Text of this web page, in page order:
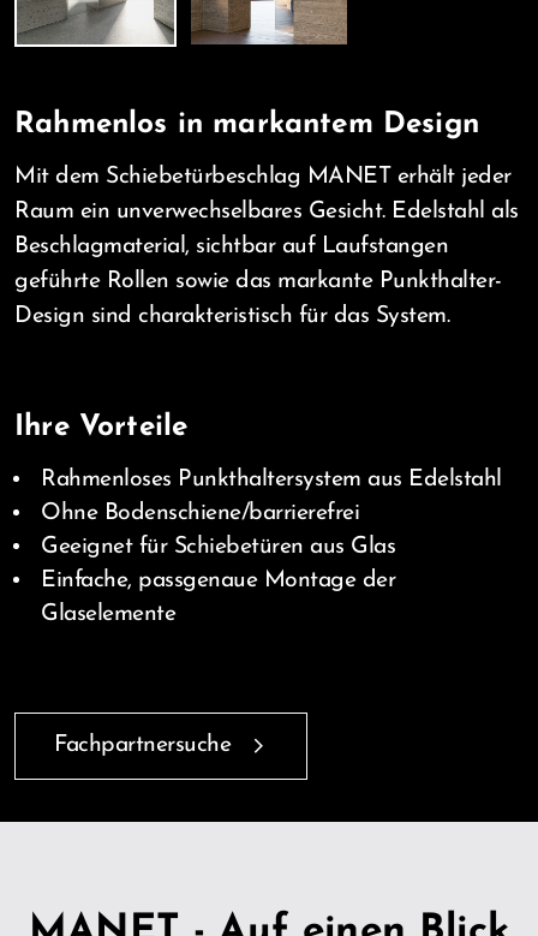
Rahmenlos in markantem Design
Mit dem Schiebetürbeschlag MANET erhält jeder
Raum ein unverwechselbares Gesicht. Edelstahl als
Beschlagmaterial, sichtbar auf Laufstangen
geführte Rollen sowie das markante Punkthalter-
Design sind charakteristisch für das System.
Ihre Vorteile
Rahmenloses Punkthaltersystem aus Edelstahl
Ohne Bodenschiene/barrierefrei
Geeignet für Schiebetüren aus Glas
Einfache, passgenaue Montage der
Glaselemente
Fachpartnersuche